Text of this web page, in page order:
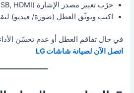
جرّب تغيير مصدر الإشارة (USB, HDMI آخر…)
اكتب وتوثّق العطل (صورة/ فيديو)
في حال تفاقم العطل أو عدم تحسّن
اتصل الآن لصيانة شاشات LG